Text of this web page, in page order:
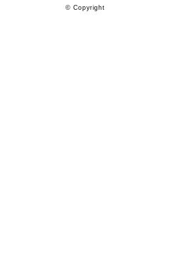
© Copyright